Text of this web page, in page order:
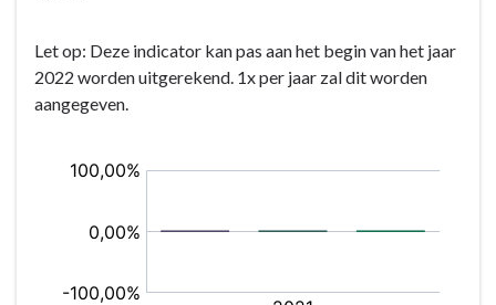
Let op: Deze indicator kan pas aan het begin van het jaar
2022 worden uitgerekend. 1x per jaar zal dit worden
aangegeven.